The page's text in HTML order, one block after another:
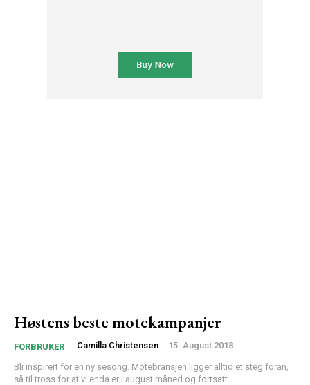
Høstens beste motekampanjer
FORBRUKER Camilla Christensen - 15. August 2018
Bli inspirert for en ny sesong. Motebransjen ligger alltid et steg foran,
så til tross for at vi enda er i august måned og fortsatt...